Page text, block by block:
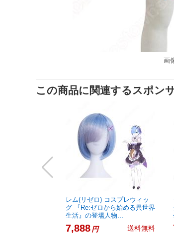
画
この商品に関連するスポン
レム(リゼロ) コスプレウィッ
グ 『Re:ゼロから始める異世界
生活』の登場人物...
7,888円 送料無料